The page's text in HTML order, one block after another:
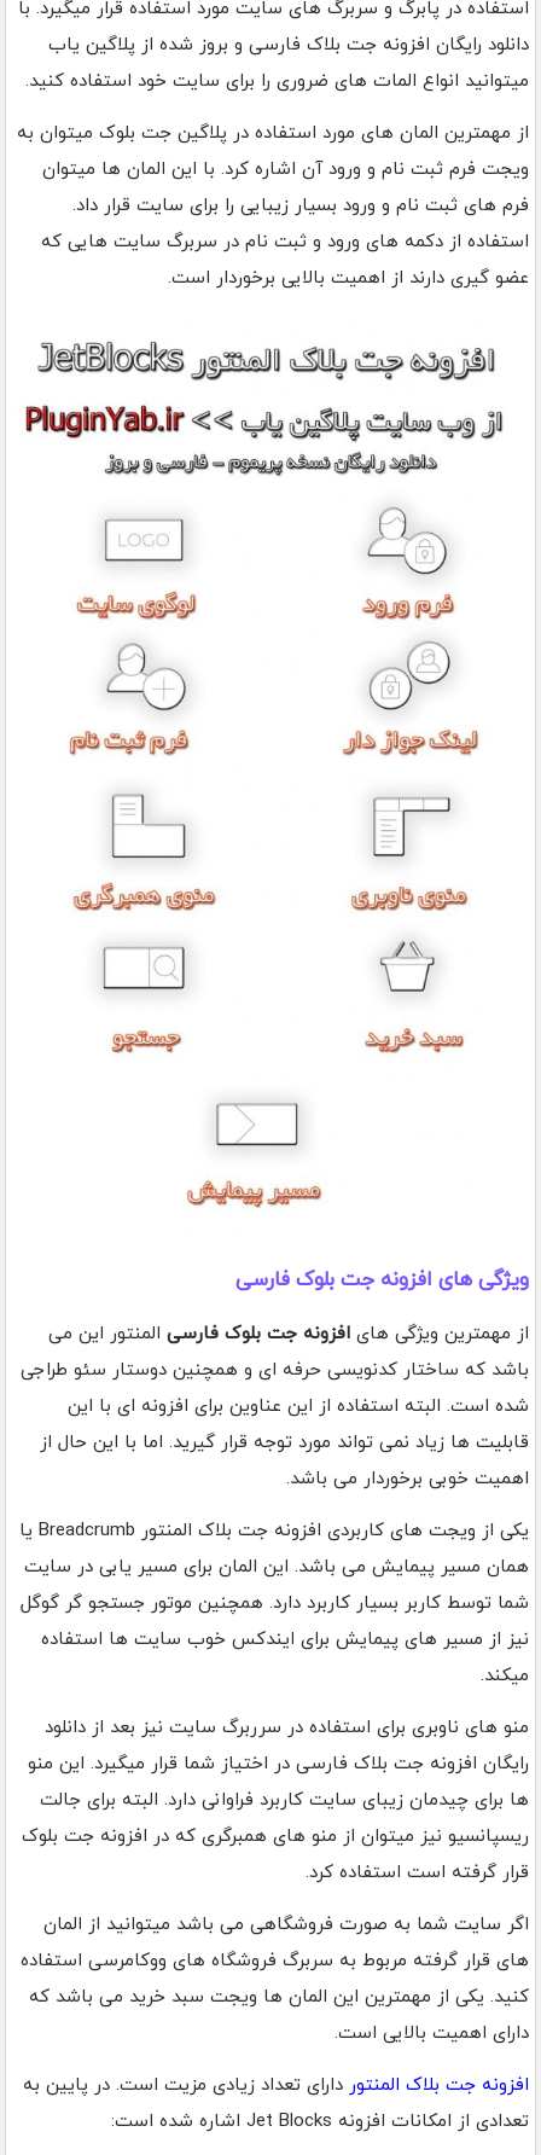
استفاده در پابرگ و سربرگ های سایت مورد استفاده قرار میگیرد. با
دانلود رایگان افزونه جت بلاک فارسی و بروز شده از پلاگین یاب
میتوانید انواع المات های ضروری را برای سایت خود استفاده کنید.
از مهمترین المان های مورد استفاده در پلاگین جت بلوک میتوان به
ویجت فرم ثبت نام و ورود آن اشاره کرد. با این المان ها میتوان
فرم های ثبت نام و ورود بسیار زیبایی را برای سایت قرار داد.
استفاده از دکمه های ورود و ثبت نام در سربرگ سایت هایی که
عضو گیری دارند از اهمیت بالایی برخوردار است.
ویژگی های افزونه جت بلوک فارسی
از مهمترین ویژگی های افزونه جت بلوک فارسی المنتور این می
باشد که ساختار کدنویسی حرفه ای و همچنین دوستار سئو طراجی
شده است. البته استفاده از این عناوین برای افزونه ای با این
قابلیت ها زیاد نمی تواند مورد توجه قرار گیرید. اما با این حال از
اهمیت خوبی برخوردار می باشد.
یکی از ویجت های کاربردی افزونه جت بلاک المنتور Breadcrumb یا
همان مسیر پیمایش می باشد. این المان برای مسیر یابی در سایت
شما توسط کاربر بسیار کاربرد دارد. همچنین موتور جستجو گر گوگل
نیز از مسیر های پیمایش برای ایندکس خوب سایت ها استفاده
میکند.
منو های ناوبری برای استفاده در سرربرگ سایت نیز بعد از دانلود
رایگان افزونه جت بلاک فارسی در اختیاز شما قرار میگیرد. این منو
ها برای چیدمان زیبای سایت کاربرد فراوانی دارد. البته برای جالت
ریسپانسیو نیز میتوان از منو های همبرگری که در افزونه جت بلوک
قرار گرفته است استفاده کرد.
اگر سایت شما به صورت فروشگاهی می باشد میتوانید از المان
های قرار گرفته مربوط به سربرگ فروشگاه های ووکامرسی استفاده
کنید. یکی از مهمترین این المان ها ویجت سبد خرید می باشد که
دارای اهمیت بالایی است.
افزونه جت بلاک المنتور دارای تعداد زیادی مزیت است. در پایین به
تعدادی از امکانات افزونه Jet Blocks اشاره شده است: